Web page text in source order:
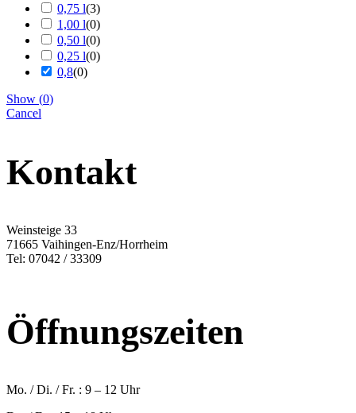
0,75 l(3)
1,00 l(0)
0,50 l(0)
0,25 l(0)
0,8(0)
Show (0)
Cancel
Kontakt
Weinsteige 33
71665 Vaihingen-Enz/Horrheim
Tel: 07042 / 33309
Öffnungszeiten
Mo. / Di. / Fr. : 9 – 12 Uhr